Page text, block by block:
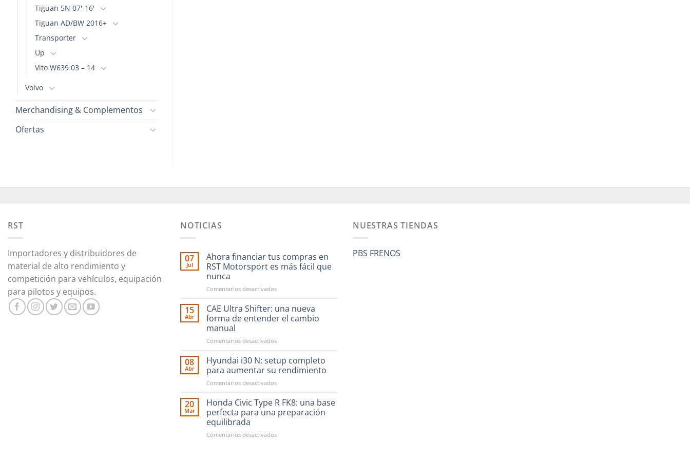
Tiguan 5N 07'-16'
Tiguan AD/BW 2016+
Transporter
Up
Vito W639 03 – 14
Volvo
Merchandising & Complementos
Ofertas
RST
Importadores y distribuidores de
material de alto rendimiento y
competición para vehículos, equipación
para pilotos y equipos.
NOTICIAS
07
Jul
Ahora financiar tus compras en
RST Motorsport es más fácil que
nunca
Comentarios desactivadosen
financiar
compras
RST
es
más
fácil
que
15
Abr
CAE Ultra Shifter: una nueva
forma de entender el cambio
manual
Comentarios desactivadosen
Ultra
Shifter:
una
nueva
de
entender
el
manual
08
Abr
Hyundai i30 N: setup completo
para aumentar su rendimiento
Comentarios desactivadosen
i30
setup
para
20
Mar
Honda Civic Type R FK8: una base
perfecta para una preparación
equilibrada
Comentarios desactivadosen
NUESTRAS TIENDAS
PBS FRENOS